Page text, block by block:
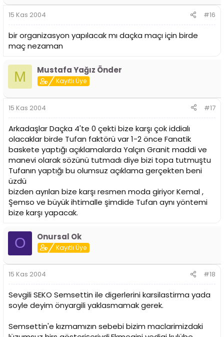
15 Kas 2004 #16
bir organizasyon yapılacak mı daçka maçı için birde
maç nezaman
M Mustafa Yağız Önder
Kayıtlı Üye
15 Kas 2004 #17
Arkadaşlar Daçka 4'te 0 çekti bize karşı çok iddialı
olacaklar birde Tufan faktörü var 1-2 önce Fanatik
baskete yaptığı açıklamalarda Yalçın Granit maddi ve
manevi olarak sözünü tutmadı diye bizi topa tutmuştu
Tufanın yaptığı bu olumsuz açıklama gerçekten beni
üzdü
bizden ayrılan bize karşı resmen moda giriyor Kemal ,
Şemso ve büyük ihtimalle şimdide Tufan aynı yöntemi
bize karşı yapacak.
O Onursal Ok
Kayıtlı Üye
15 Kas 2004 #18
Sevgili SEKO Semsettin ile digerlerini karsilastirma yada
soyle deyim önyargili yaklasmamak gerek.
Semsettin'e kızmamızın sebebi bizim maclarimizdaki